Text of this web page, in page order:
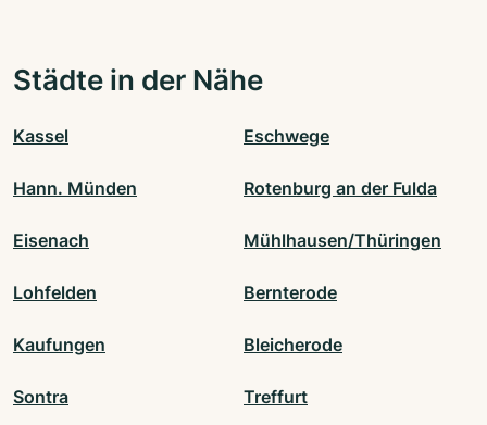
Städte in der Nähe
Kassel Eschwege
Hann. Münden Rotenburg an der Fulda
Eisenach Mühlhausen/Thüringen
Lohfelden Bernterode
Kaufungen Bleicherode
Sontra Treffurt